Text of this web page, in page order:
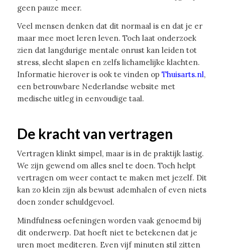
geen pauze meer.
Veel mensen denken dat dit normaal is en dat je er
maar mee moet leren leven. Toch laat onderzoek
zien dat langdurige mentale onrust kan leiden tot
stress, slecht slapen en zelfs lichamelijke klachten.
Informatie hierover is ook te vinden op Thuisarts.nl,
een betrouwbare Nederlandse website met
medische uitleg in eenvoudige taal.
De kracht van vertragen
Vertragen klinkt simpel, maar is in de praktijk lastig.
We zijn gewend om alles snel te doen. Toch helpt
vertragen om weer contact te maken met jezelf. Dit
kan zo klein zijn als bewust ademhalen of even niets
doen zonder schuldgevoel.
Mindfulness oefeningen worden vaak genoemd bij
dit onderwerp. Dat hoeft niet te betekenen dat je
uren moet mediteren. Even vijf minuten stil zitten